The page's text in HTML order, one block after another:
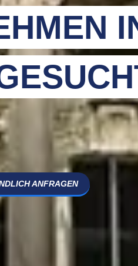
ANFRAGEN